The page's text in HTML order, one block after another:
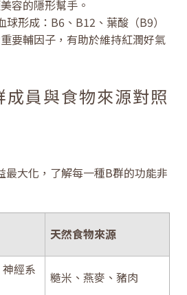
容的隱形幫手。
形成：B6、B12、葉酸（B9）
要輔因子，有助於維持紅潤好氣
成員與食物來源對照
最大化，了解每一種B群的功能非
天然食物來源
經系
糙米、燕麥、豬肉